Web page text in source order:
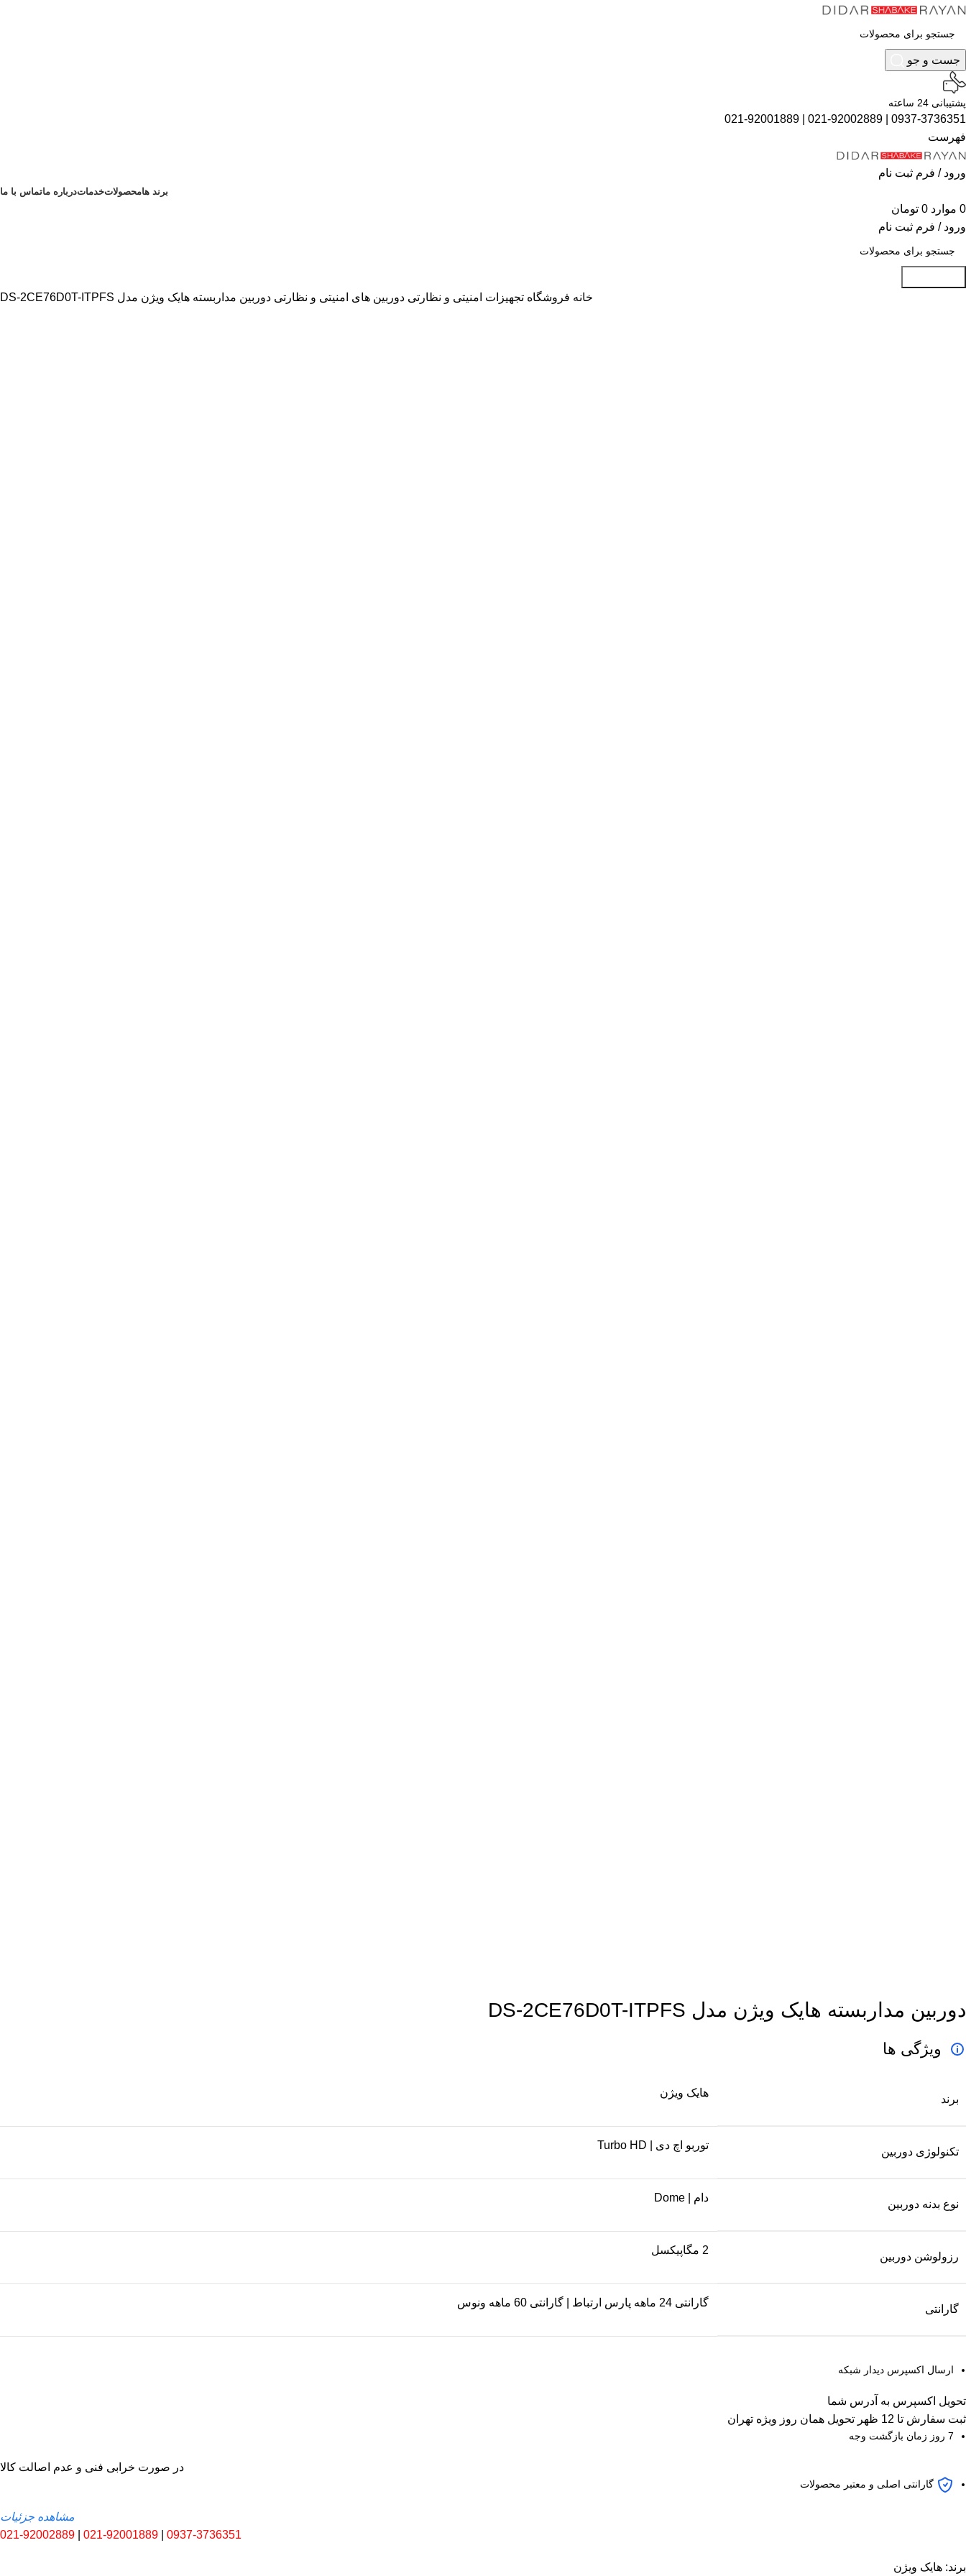
جست و جو
پشتیبانی 24 ساعته
0937-3736351
021-92002889
021-92001889
فهرست
ورود / فرم ثبت نام
برند هامحصولاتخدماتدرباره ماتماس با ما
0 موارد 0 تومان
ورود / فرم ثبت نام
خانه فروشگاه تجهیزات امنیتی و نظارتی دوربین های امنیتی و نظارتی دوربین مداربسته هایک ویژن مدل DS-2CE76D0T-ITPFS
دوربین مداربسته هایک ویژن مدل DS-2CE76D0T-ITPFS
ویژگی ها
برند
هایک ویژن
تکنولوژی دوربین
توربو اچ دی | Turbo HD
نوع بدنه دوربین
دام | Dome
رزولوشن دوربین
2 مگاپیکسل
گارانتی
گارانتی 24 ماهه پارس ارتباط | گارانتی 60 ماهه ونوس
ارسال اکسپرس دیدار شبکه
تحویل اکسپرس به آدرس شما
ثبت سفارش تا 12 ظهر تحویل همان روز ویژه تهران
7 روز زمان بازگشت وجه
در صورت خرابی فنی و عدم اصالت کالا
گارانتی اصلی و معتبر محصولات
مشاهده جزئیات
0937-3736351
021-92001889
021-92002889
برند: هایک ویژن